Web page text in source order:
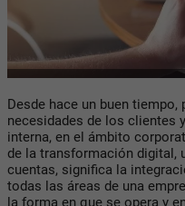
Desde hace un buen tiempo,
necesidades de los clientes
interna, en el ámbito
de la transformación digital,
cuentas, significa la
todas las áreas de una
la forma en que se opera y